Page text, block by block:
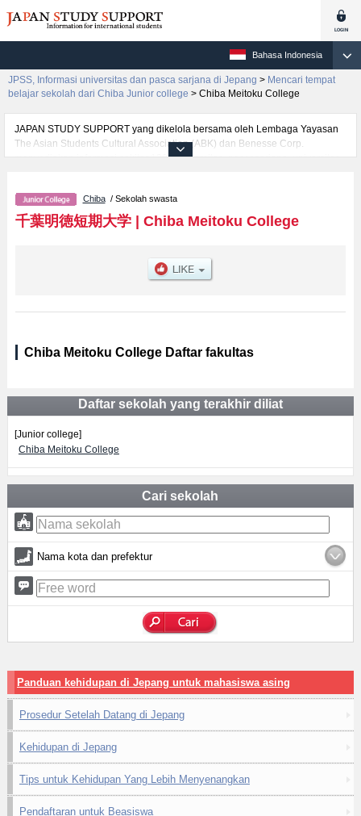
Bahasa Indonesia
JPSS, Informasi universitas dan pasca sarjana di Jepang > Mencari tempat
belajar sekolah dari Chiba Junior college > Chiba Meitoku College
JAPAN STUDY SUPPORT yang dikelola bersama oleh Lembaga Yayasan
The Asian Students Cultural Association (ABK) dan Benesse Corp.
menyediakan informasi sekitar 1300 universitas, pascasarjana, universitas
informasi per fakultas seperti , serta berbagai informasi yang berguna bagi
mahasiswa(i) mancanegara seperti kuota untuk jumlah pendaftar dan
jumlah kelulusan ujian masuk mahasiswa(i) mancanegara, informasi
Chiba/ Sekolah swasta
千葉明徳短期大学| Chiba Meitoku College
Chiba Meitoku College Daftar fakultas
Daftar sekolah yang terakhir diliat
[Junior college]
Chiba Meitoku College
Cari sekolah
Nama kota dan prefektur
Panduan kehidupan di Jepang untuk mahasiswa asing
Prosedur Setelah Datang di Jepang
Kehidupan di Jepang
Tips untuk Kehidupan Yang Lebih Menyenangkan
Pendaftaran untuk Beasiswa